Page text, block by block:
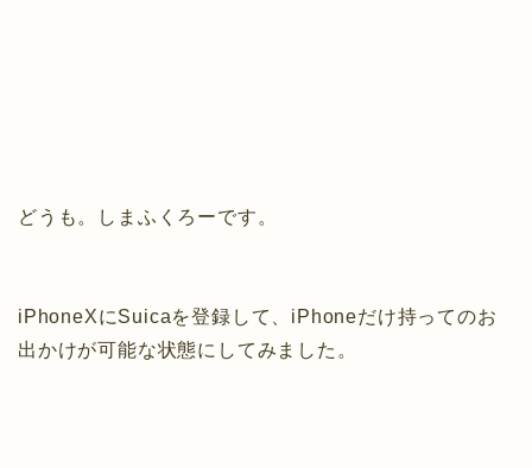
どうも。しまふくろーです。
iPhoneXにSuicaを登録して、iPhoneだけ持ってのお
出かけが可能な状態にしてみました。